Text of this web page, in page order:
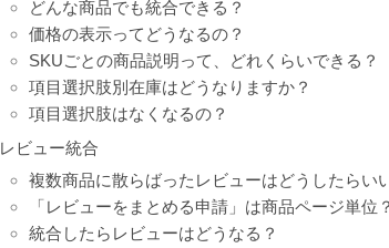
どんな商品でも統合できる？
価格の表示ってどうなるの？
SKUごとの商品説明って、どれくらいできる？
項目選択肢別在庫はどうなりますか？
項目選択肢はなくなるの？
レビュー統合
複数商品に散らばったレビューはどうしたらい
「レビューをまとめる申請」は商品ページ単位
統合したらレビューはどうなる？